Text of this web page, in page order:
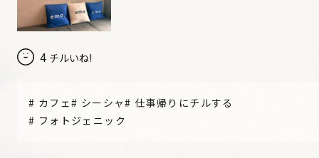
4 チルいね!
# カフェ# シーシャ#仕事帰りにチルする
# フォトジェニック